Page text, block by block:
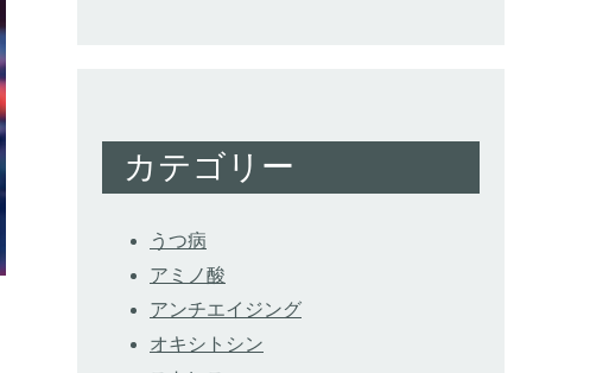
カテゴリー
うつ病
アミノ酸
アンチエイジング
オキシトシン